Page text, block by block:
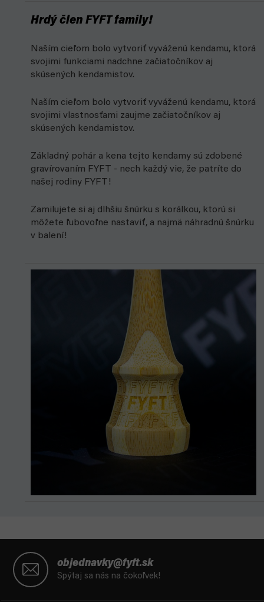
Hrdý člen FYFT family!
Naším cieľom bolo vytvoriť vyváženú kendamu, ktorá
svojimi funkciami nadchne začiatočníkov aj
skúsených kendamistov.
Naším cieľom bolo vytvoriť vyváženú kendamu, ktorá
svojimi vlastnosťami zaujme začiatočníkov aj
skúsených kendamistov.
Základný pohár a kena tejto kendamy sú zdobené
gravírovaním FYFT - nech každý vie, že patríte do
našej rodiny FYFT!
Zamilujete si aj dlhšiu šnúrku s korálkou, ktorú si
môžete ľubovoľne nastaviť, a najmä náhradnú šnúrku
v balení!
objednavky@fyft.sk
Spýtaj sa nás na čokoľvek!